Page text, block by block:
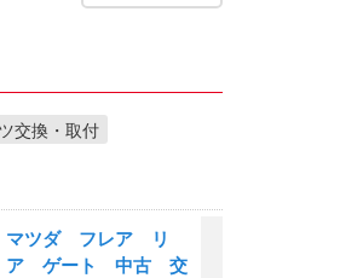
交換・取付
マツダ フレア リ
ア ゲート 中古 交